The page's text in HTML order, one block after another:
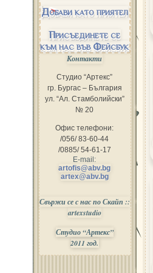
Добави като приятел
Присъединете се
към нас във Фейсбук
Контакти
Студио “Артекс”
гр. Бургас – България
ул. “Ал. Стамболийски”
№ 20
Офис телефони:
/056/ 83-60-44
/0885/ 54-61-17
E-mail:
artofis@abv.bg
artex@abv.bg
Свържи се с нас по Скайп ::
artexstudio
Студио “Артекс”
2011 год.